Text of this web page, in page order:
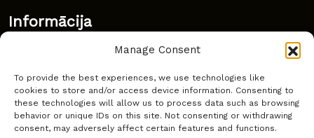
Manage Consent
To provide the best experiences, we use technologies like
cookies to store and/or access device information. Consenting to
these technologies will allow us to process data such as browsing
behavior or unique IDs on this site. Not consenting or withdrawing
consent, may adversely affect certain features and functions.
Informācija
Bieži uzdoti jautājumi
Kur pirkt?
Sīkdatņu politika